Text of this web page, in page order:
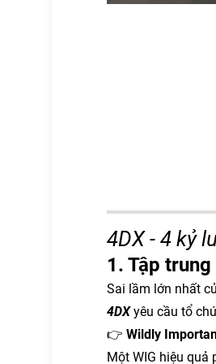
4DX - 4 kỷ
1. Tập
Sai lầm lớn nhất
4DXyêu cầu tổ
👉 Wildly
Một WIG hiệu quả